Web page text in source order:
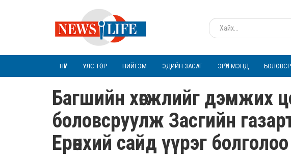
НҮҮР УЛС ТӨР НИЙГЭМ ЭДИЙН ЗАСАГ ЭРҮҮЛ МЭНД
Багшийн хөгжлийг дэмжих
боловсруулж Засгийн
Ерөнхий сайд үүрэг болголоо